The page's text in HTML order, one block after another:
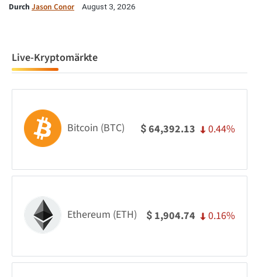
Durch Jason Conor August 3, 2026
Live-Kryptomärkte
Bitcoin (BTC) $64,392.13 0.44%
Ethereum (ETH) $ 1,904.74 0.16%